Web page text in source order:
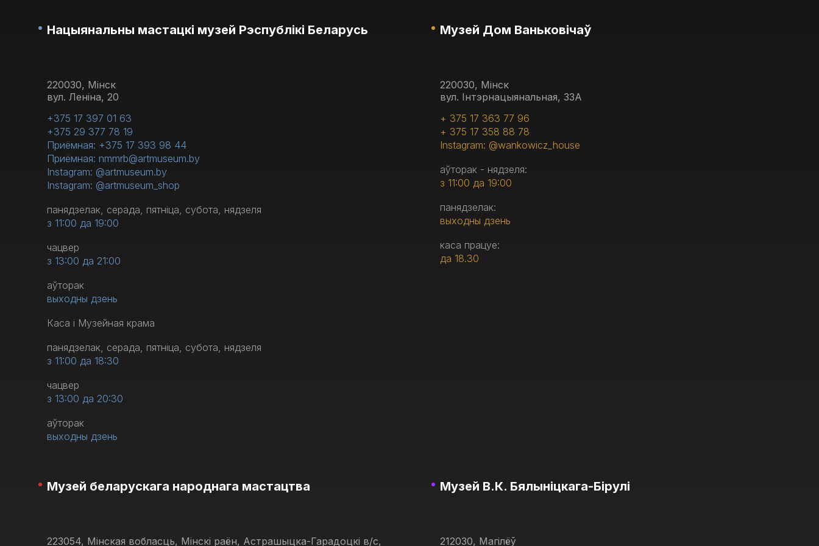
Нацыянальны мастацкі музей Рэспублікі Беларусь
220030, Мінск
вул. Леніна, 20
+375 17 397 01 63
+375 29 377 78 19
Приёмная: +375 17 393 98 44
Приёмная: nmmrb@artmuseum.by
Instagram: @artmuseum.by
Instagram: @artmuseum_shop
панядзелак, серада, пятніца, субота, нядзеля
з 11:00 да 19:00
чацвер
з 13:00 да 21:00
аўторак
выходны дзень
Каса і Музейная крама
панядзелак, серада, пятніца, субота, нядзеля
з 11:00 да 18:30
чацвер
з 13:00 да 20:30
аўторак
выходны дзень
Музей Дом Ваньковічаў
220030, Мінск
вул. Інтэрнацыянальная, 33А
+ 375 17 363 77 96
+ 375 17 358 88 78
Instagram: @wankowicz_house
аўторак - нядзеля:
з 11:00 да 19:00
панядзелак:
выходны дзень
каса працуе:
да 18.30
Музей беларускага народнага мастацтва
223054, Мінская вобласць, Мінскі раён, Астрашыцка-Гарадоцкі в/с,
Музей В.К. Бялыніцкага-Бірулі
212030, Магілёў